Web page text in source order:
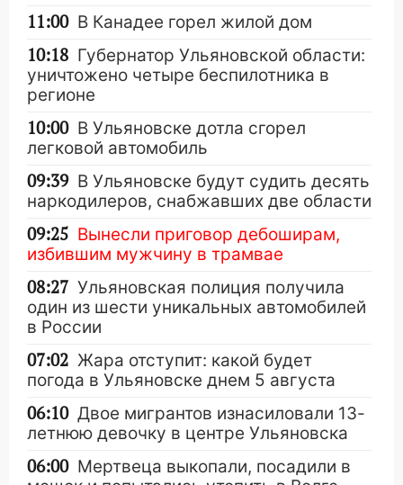
11:00 В Канадее горел жилой дом
10:18 Губернатор Ульяновской области:
уничтожено четыре беспилотника в
регионе
10:00 В Ульяновске дотла сгорел
легковой автомобиль
09:39 В Ульяновске будут судить десять
наркодилеров, снабжавших две области
09:25 Вынесли приговор дебоширам,
избившим мужчину в трамвае
08:27 Ульяновская полиция получила
один из шести уникальных автомобилей
в России
07:02 Жара отступит: какой будет
погода в Ульяновске днем 5 августа
06:10 Двое мигрантов изнасиловали 13-
летнюю девочку в центре Ульяновска
06:00 Мертвеца выкопали, посадили в